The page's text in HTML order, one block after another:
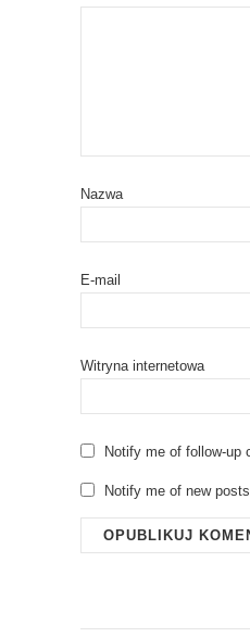
Nazwa
E-mail
Witryna internetowa
Notify me of follow-up
Notify me of new